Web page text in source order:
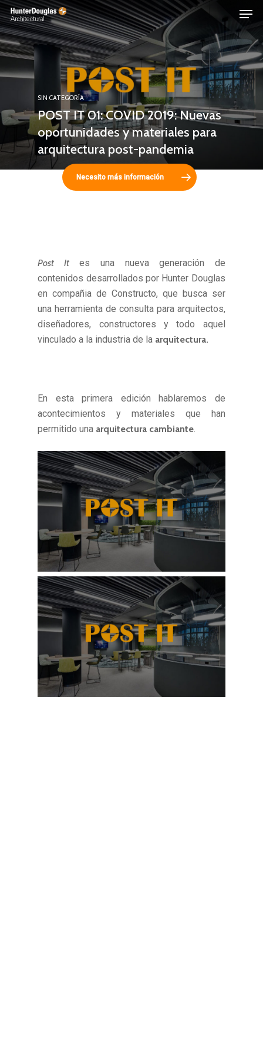
Skip
to
main
content
SIN CATEGORÍA
POST IT 01: COVID 2019: Nuevas
oportunidades y materiales para
arquitectura post-pandemia
Necesito más información
Post Ites una nueva generación de
contenidos desarrollados por Hunter Douglas
en compañia de Constructo, que busca ser
una herramienta de consulta para arquitectos,
diseñadores, constructores y todo aquel
vinculado a la industria de la arquitectura.
En esta primera edición hablaremos de
acontecimientos y materiales que han
permitido una arquitectura cambiante.